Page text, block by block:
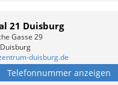
21 Duisburg
Gasse 29
duisburg.de
Telefonnummer anzeigen